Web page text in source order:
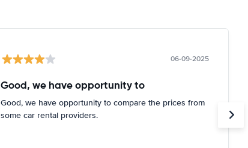
06-09-2025
Good, we have opportunity to
Good, we have opportunity to compare the prices from
some car rental providers.